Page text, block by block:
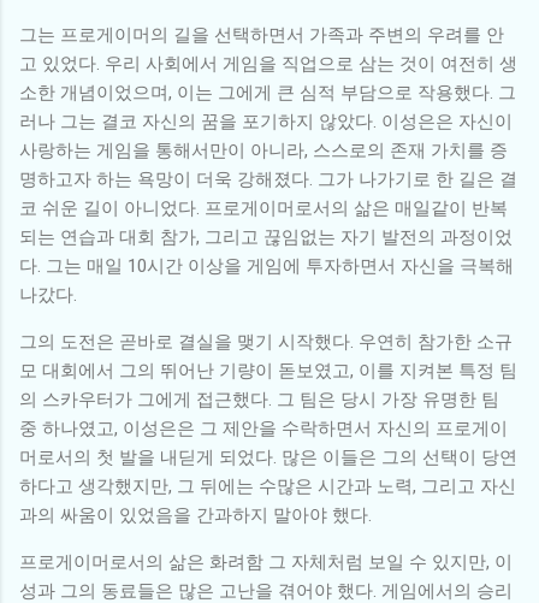
그는 프로게이머의 길을 선택하면서 가족과 주변의 우려를 안
고 있었다. 우리 사회에서 게임을 직업으로 삼는 것이 여전히 생
소한 개념이었으며, 이는 그에게 큰 심적 부담으로 작용했다. 그
러나 그는 결코 자신의 꿈을 포기하지 않았다. 이성은은 자신이
사랑하는 게임을 통해서만이 아니라, 스스로의 존재 가치를 증
명하고자 하는 욕망이 더욱 강해졌다. 그가 나가기로 한 길은 결
코 쉬운 길이 아니었다. 프로게이머로서의 삶은 매일같이 반복
되는 연습과 대회 참가, 그리고 끊임없는 자기 발전의 과정이었
다. 그는 매일 10시간 이상을 게임에 투자하면서 자신을 극복해
나갔다.
그의 도전은 곧바로 결실을 맺기 시작했다. 우연히 참가한 소규
모 대회에서 그의 뛰어난 기량이 돋보였고, 이를 지켜본 특정 팀
의 스카우터가 그에게 접근했다. 그 팀은 당시 가장 유명한 팀
중 하나였고, 이성은은 그 제안을 수락하면서 자신의 프로게이
머로서의 첫 발을 내딛게 되었다. 많은 이들은 그의 선택이 당연
하다고 생각했지만, 그 뒤에는 수많은 시간과 노력, 그리고 자신
과의 싸움이 있었음을 간과하지 말아야 했다.
프로게이머로서의 삶은 화려함 그 자체처럼 보일 수 있지만, 이
성과 그의 동료들은 많은 고난을 겪어야 했다. 게임에서의 승리